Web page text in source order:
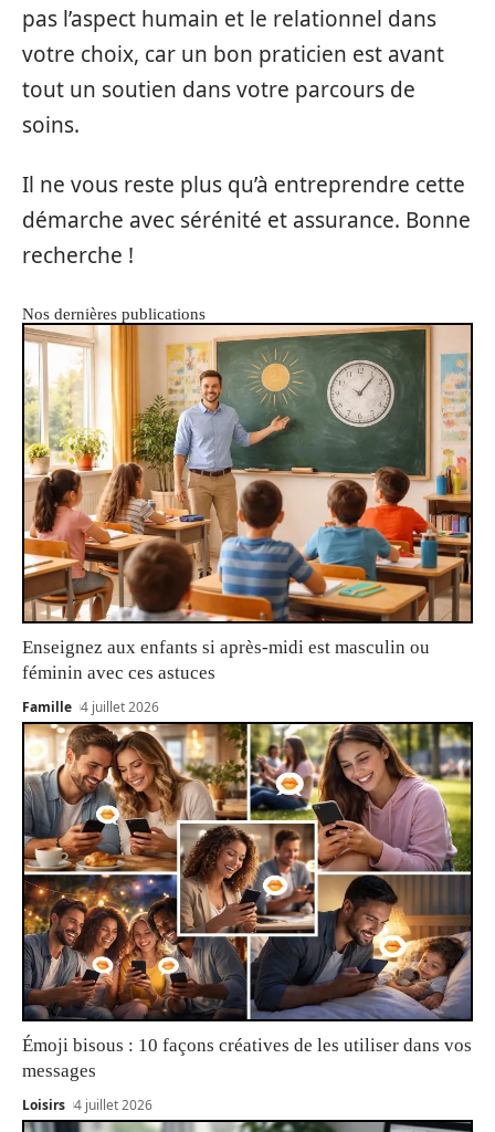
pas l’aspect humain et le relationnel dans
votre choix, car un bon praticien est avant
tout un soutien dans votre parcours de
soins.
Il ne vous reste plus qu’à entreprendre cette
démarche avec sérénité et assurance. Bonne
recherche !
Nos dernières publications
Enseignez aux enfants si après-midi est masculin ou
féminin avec ces astuces
Famille 4 juillet 2026
Émoji bisous : 10 façons créatives de les utiliser dans vos
messages
Loisirs 4 juillet 2026